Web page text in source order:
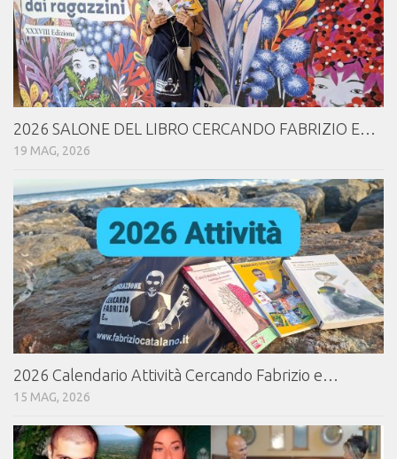
2026 SALONE DEL LIBRO CERCANDO FABRIZIO E…
19 MAG, 2026
2026 Calendario Attività Cercando Fabrizio e…
15 MAG, 2026